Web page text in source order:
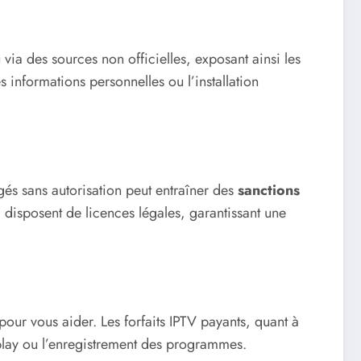
des sources non officielles, exposant ainsi les
informations personnelles ou l’installation
sans autorisation peut entraîner dessanctions
de licences légales, garantissant une
vous aider. Les forfaits IPTV payants, quant à
ou l’enregistrement des programmes.